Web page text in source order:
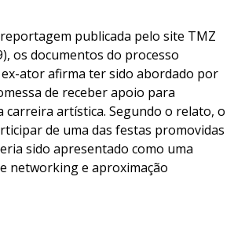
publicada pelo site TMZ
os documentos do processo
ator afirma ter sido abordado por
de receber apoio para
carreira artística. Segundo o relato, o
de uma das festas promovidas
sido apresentado como uma
networking e aproximação